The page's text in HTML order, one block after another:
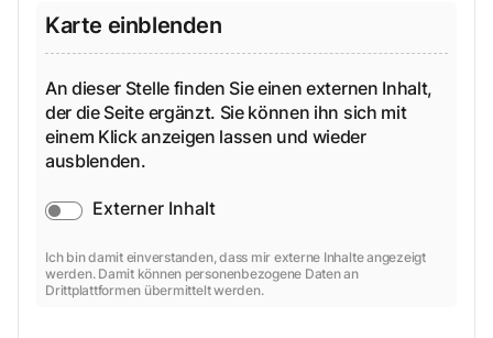
Karte einblenden
An dieser Stelle finden Sie einen externen Inhalt,
der die Seite ergänzt. Sie können ihn sich mit
einem Klick anzeigen lassen und wieder
ausblenden.
Externer Inhalt
Ich bin damit einverstanden, dass mir externe Inhalte angezeigt
werden. Damit können personenbezogene Daten an
Drittplattformen übermittelt werden.